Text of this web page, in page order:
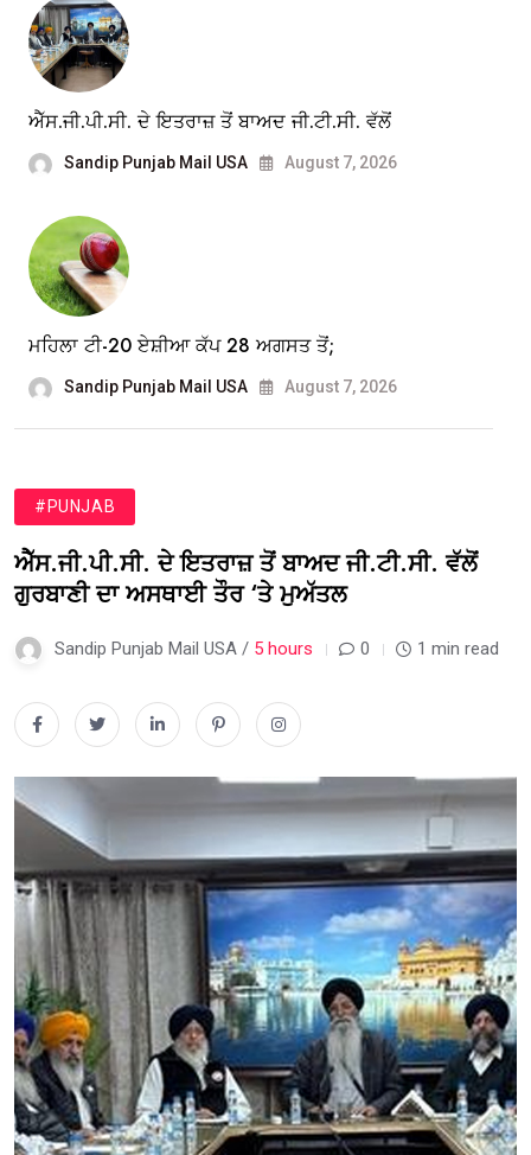
ਐੱਸ.ਜੀ.ਪੀ.ਸੀ. ਦੇ ਇਤਰਾਜ਼ ਤੋਂ ਬਾਅਦ ਜੀ.ਟੀ.ਸੀ. ਵੱਲੋਂ
Sandip Punjab Mail USA August 7, 2026
ਮਹਿਲਾ ਟੀ-20 ਏਸ਼ੀਆ ਕੱਪ 28 ਅਗਸਤ ਤੋਂ;
Sandip Punjab Mail USA August 7, 2026
#PUNJAB
ਐੱਸ.ਜੀ.ਪੀ.ਸੀ. ਦੇ ਇਤਰਾਜ਼ ਤੋਂ ਬਾਅਦ ਜੀ.ਟੀ.ਸੀ. ਵੱਲੋਂ
ਗੁਰਬਾਣੀ ਦਾ ਅਸਥਾਈ ਤੌਰ ‘ਤੇ ਮੁਅੱਤਲ
Sandip Punjab Mail USA / 5 hours 0 1 min read